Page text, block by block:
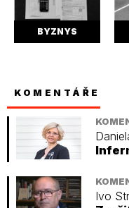
BYZNYS
KOMENTÁŘE
Ivo